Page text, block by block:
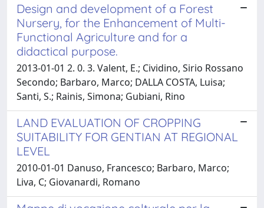
Design and development of a Forest
Nursery, for the Enhancement of Multi-
Functional Agriculture and for a
didactical purpose.
2013-01-01 2. 0. 3. Valent, E.; Cividino, Sirio Rossano
Secondo; Barbaro, Marco; DALLA COSTA, Luisa;
Santi, S.; Rainis, Simona; Gubiani, Rino
LAND EVALUATION OF CROPPING
SUITABILITY FOR GENTIAN AT REGIONAL
LEVEL
2010-01-01 Danuso, Francesco; Barbaro, Marco;
Liva, C; Giovanardi, Romano